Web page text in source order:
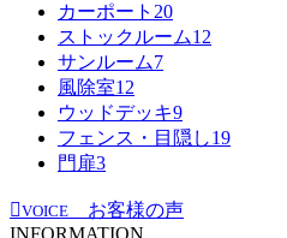
カーポート 20
ストックルーム12
サンルーム7
風除室12
ウッドデッキ9
フェンス・目隠し19
門扉3
VOICE
お客様の声